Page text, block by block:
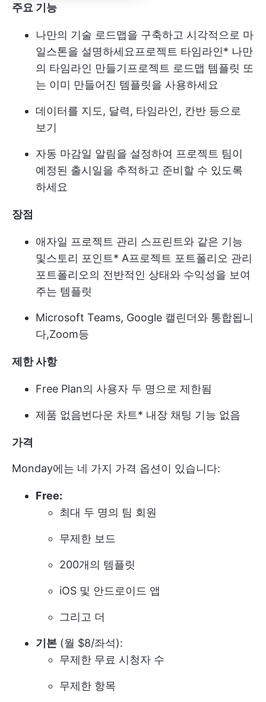
주요 기능
나만의 기술 로드맵을 구축하고 시각적으로 마
일스톤을 설명하세요 프로젝트 타임라인* 나만
의 타임라인 만들기프로젝트 로드맵 템플릿 또
는 이미 만들어진 템플릿을 사용하세요
데이터를 지도, 달력, 타임라인, 칸반 등으로
보기
자동 마감일 알림을 설정하여 프로젝트 팀이
예정된 출시일을 추적하고 준비할 수 있도록
하세요
장점
애자일 프로젝트 관리 스프린트와 같은 기능
및스토리 포인트* A프로젝트 포트폴리오 관리
포트폴리오의 전반적인 상태와 수익성을 보여
주는 템플릿
Microsoft Teams, Google 캘린더와 통합됩니
다,Zoom등
제한 사항
Free Plan의 사용자 두 명으로 제한됨
제품 없음번다운 차트* 내장 채팅 기능 없음
가격
Monday에는 네 가지 가격 옵션이 있습니다:
Free:
최대 두 명의 팀 회원
무제한 보드
200개의 템플릿
iOS 및 안드로이드 앱
그리고 더
기본 (월 $8/좌석):
무제한 무료 시청자 수
무제한 항목